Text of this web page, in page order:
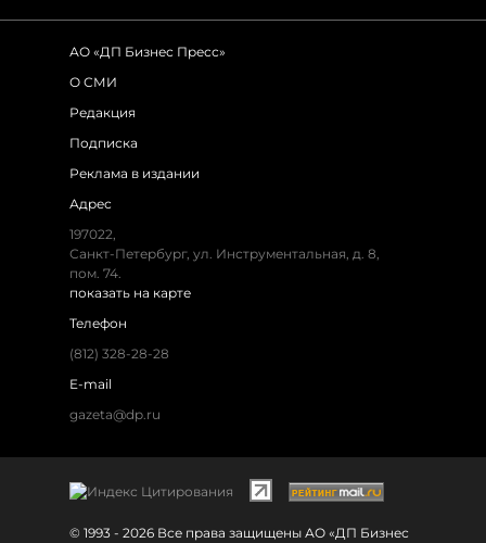
АО «ДП Бизнес Пресс»
О СМИ
Редакция
Подписка
Реклама в издании
Адрес
197022,
Санкт-Петербург, ул. Инструментальная, д. 8,
пом. 74.
показать на карте
Телефон
(812) 328-28-28
E-mail
gazeta@dp.ru
© 1993 - 2026 Все права защищены АО «ДП Бизнес